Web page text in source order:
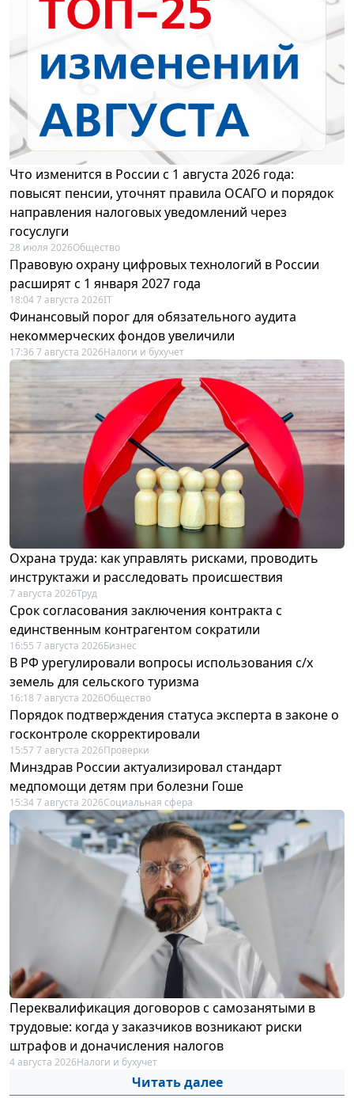
Что изменится в России с 1 августа 2026 года:
повысят пенсии, уточнят правила ОСАГО и порядок
направления налоговых уведомлений через
госуслуги
28 июля 2026Общество
Правовую охрану цифровых технологий в России
расширят с 1 января 2027 года
18:04 7 августа 2026IT
Финансовый порог для обязательного аудита
некоммерческих фондов увеличили
17:36 7 августа 2026Налоги и бухучет
Охрана труда: как управлять рисками, проводить
инструктажи и расследовать происшествия
7 августа 2026Труд
Срок согласования заключения контракта с
единственным контрагентом сократили
16:55 7 августа 2026Бизнес
В РФ урегулировали вопросы использования с/х
земель для сельского туризма
16:18 7 августа 2026Общество
Порядок подтверждения статуса эксперта в законе о
госконтроле скорректировали
15:57 7 августа 2026Проверки
Минздрав России актуализировал стандарт
медпомощи детям при болезни Гоше
15:34 7 августа 2026Социальная сфера
Переквалификация договоров с самозанятыми в
трудовые: когда у заказчиков возникают риски
штрафов и доначисления налогов
4 августа 2026Налоги и бухучет
Читать далее